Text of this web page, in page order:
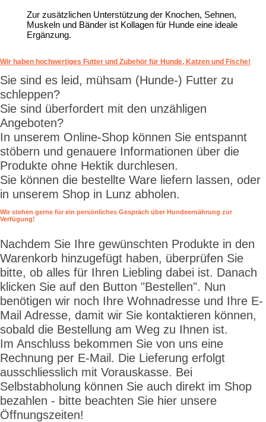
Zur zusätzlichen Unterstützung der Knochen, Sehnen,
Muskeln und Bänder ist Kollagen für Hunde eine ideale
Ergänzung.
Wir haben hochwertiges Futter und Zubehör für Hunde, Katzen und Fische!
Sie sind es leid, mühsam (Hunde-) Futter zu
schleppen?
Sie sind überfordert mit den unzähligen
Angeboten?
In unserem Online-Shop können Sie entspannt
stöbern und genauere Informationen über die
Produkte ohne Hektik durchlesen.
Sie können die bestellte Ware liefern lassen, oder
in unserem Shop in Lunz abholen.
Wir stehen gerne für ein persönliches Gespräch über Hundeernährung zur
Verfügung!
Nachdem Sie Ihre gewünschten Produkte in den
Warenkorb hinzugefügt haben, überprüfen Sie
bitte, ob alles für Ihren Liebling dabei ist. Danach
klicken Sie auf den Button "Bestellen". Nun
benötigen wir noch Ihre Wohnadresse und Ihre E-
Mail Adresse, damit wir Sie kontaktieren können,
sobald die Bestellung am Weg zu Ihnen ist.
Im Anschluss bekommen Sie von uns eine
Rechnung per E-Mail. Die Lieferung erfolgt
ausschliesslich mit Vorauskasse. Bei
Selbstabholung können Sie auch direkt im Shop
bezahlen - bitte beachten Sie hier unsere
Öffnungszeiten!